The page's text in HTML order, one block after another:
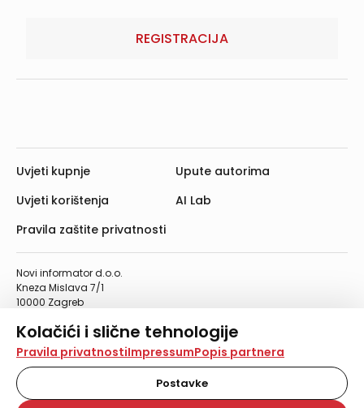
Kolačići i slične tehnologije
Na našoj web stranici koristimo kolačiće i slične
tehnologije za pohranu, čitanje i obradu informacija na
vašem uređaju. Time poboljšavamo korisničko iskustvo,
analiziramo promet na stranici te prikazujemo sadržaje i
Pravila privatnostiImpressumPopis partnera
Postavke
REGISTRACIJA
Novi informator d.o.o.
Kneza Mislava 7/1
10000 Zagreb
Telefaks: 01/4612-553
info@informator.hr
PRATITE NAS:
Uvjeti kupnje
Uvjeti korištenja
Pravila zaštite privatnosti
Upute autorima
AI Lab